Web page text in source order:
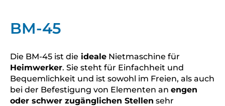
BM-45
Die BM-45 ist die ideale Nietmaschine für
Heimwerker. Sie steht für Einfachheit und
Bequemlichkeit und ist sowohl im Freien, als auch
bei der Befestigung von Elementen an engen
oder schwer zugänglichen Stellen sehr